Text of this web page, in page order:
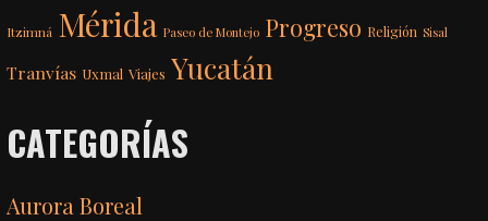
Itzimná Mérida Paseo de Montejo Progreso Religión Sisal
Tranvías Uxmal Viajes Yucatán
CATEGORÍAS
Aurora Boreal